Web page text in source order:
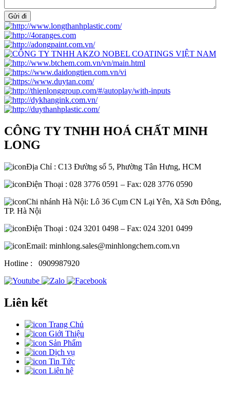
Gửi đi
CÔNG TY TNHH HOÁ CHẤT MINH
LONG
Địa Chỉ : C13 Đường số 5, Phường Tân Hưng, HCM
Điện Thoại : 028 3776 0591 – Fax: 028 3776 0590
Chi nhánh Hà Nội: Lô 36 Cụm CN Lại Yên, Xã Sơn Đông,
TP. Hà Nội
Điện Thoại : 024 3201 0498 – Fax: 024 3201 0499
Email: minhlong.sales@minhlongchem.com.vn
Hotline :
0909987920
Liên kết
Trang Chủ
Giới Thiệu
Sản Phẩm
Dịch vụ
Tin Tức
Liên hệ